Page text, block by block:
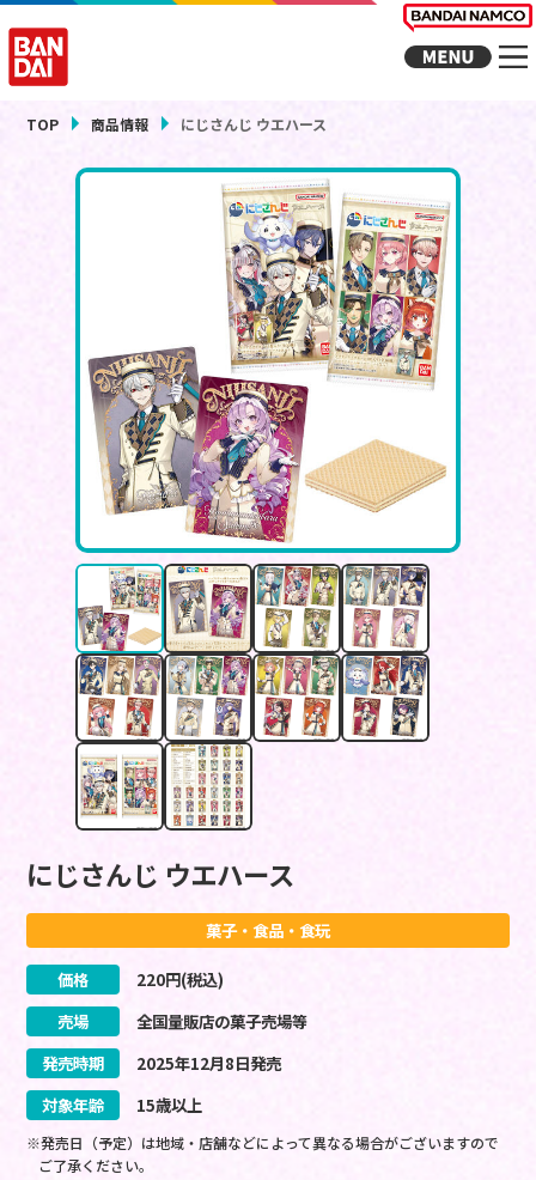
TOP 商品情報 にじさんじ ウエハース
にじさんじ ウエハース
菓子・食品・食玩
価格 220円(税込)
売場
全国量販店の菓子売場等
発売時期
2025年12月8日発売
対象年齢
15歳以上
※発売日（予定）は地域・店舗などによって異なる場合がございますので
ご了承ください。